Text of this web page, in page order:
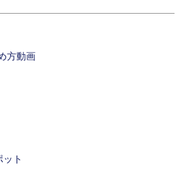
方動画
ト